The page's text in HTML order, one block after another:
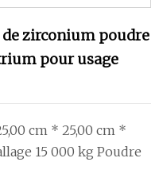
de zirconium poudre
pour usage
cm * 25,00 cm *
15 000 kg Poudre